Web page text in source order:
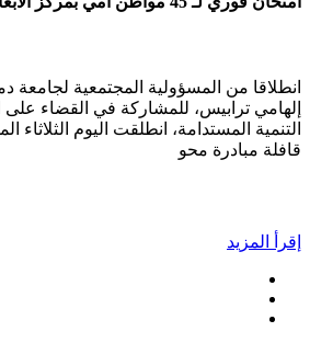
انطلاقا من المسؤولية المجتمعية لجامعة
إلهامي ترابيس، للمشاركة في القضاء على
قافلة مبادرة محو
إقرأ المزيد